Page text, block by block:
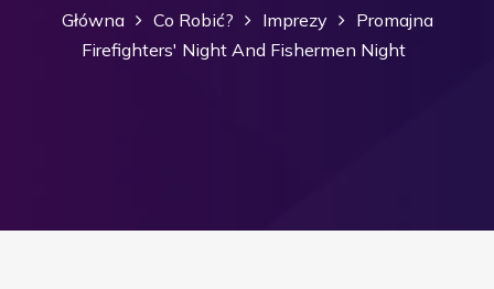
Główna Co Robić? Imprezy
Promajna
Firefighters' Night And Fishermen Night